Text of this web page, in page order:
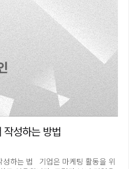
작성하는 방법
하는 법 기업은 마케팅 활동을 위